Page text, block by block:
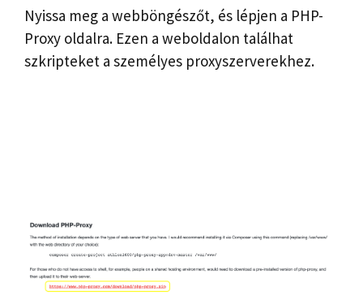
Nyissa meg a webböngészőt, és lépjen a PHP-
Proxy oldalra. Ezen a weboldalon találhat
szkripteket a személyes proxyszerverekhez.